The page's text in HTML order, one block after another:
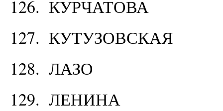
126. КУРЧАТОВА
127. КУТУЗОВСКАЯ
128. ЛАЗО
129. ЛЕНИНА